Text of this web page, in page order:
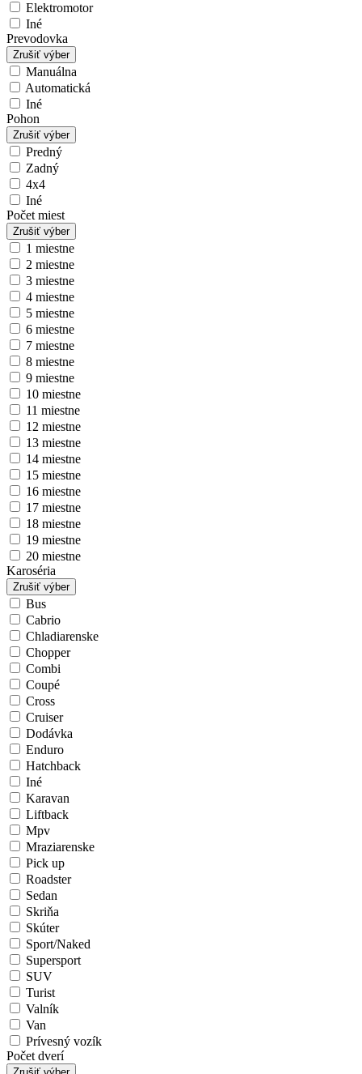
Elektromotor
Iné
Prevodovka
Zrušiť výber
Manuálna
Automatická
Iné
Pohon
Zrušiť výber
Predný
Zadný
4x4
Iné
Počet miest
Zrušiť výber
1 miestne
2 miestne
3 miestne
4 miestne
5 miestne
6 miestne
7 miestne
8 miestne
9 miestne
10 miestne
11 miestne
12 miestne
13 miestne
14 miestne
15 miestne
16 miestne
17 miestne
18 miestne
19 miestne
20 miestne
Karoséria
Zrušiť výber
Bus
Cabrio
Chladiarenske
Chopper
Combi
Coupé
Cross
Cruiser
Dodávka
Enduro
Hatchback
Iné
Karavan
Liftback
Mpv
Mraziarenske
Pick up
Roadster
Sedan
Skriňa
Skúter
Sport/Naked
Supersport
SUV
Turist
Valník
Van
Prívesný vozík
Počet dverí